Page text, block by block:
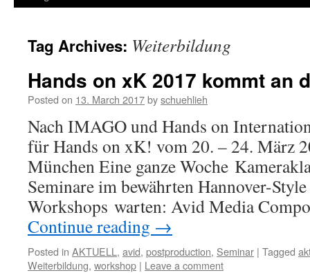
Tag Archives: Weiterbildung
Hands on xK 2017 kommt an
Posted on 13. March 2017byschuehlieh
Nach IMAGO und Hands on
für Hands on xK! vom 20. – 24. März
München Eine ganze Woche
Seminare im bewährten Hannover-
Workshops warten: Avid Media
Continue reading →
Posted in AKTUELL , avid, postproduction, Seminar | Tagged
Weiterbildung, workshop | Leave a comment